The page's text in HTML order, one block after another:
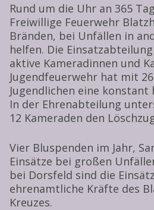
Rund um die Uhr an 365
Freiwillige Feuerwehr
Bränden, bei Unfällen in
helfen. Die
aktive Kameradinnen und
Jugendfeuerwehr hat mit
Jugendlichen eine
In der Ehrenabteilung
12 Kameraden den
Vier Bluspenden im Jahr,
Einsätze bei großen
bei Dorsfeld sind die
ehrenamtliche Kräfte des
Kreuzes.